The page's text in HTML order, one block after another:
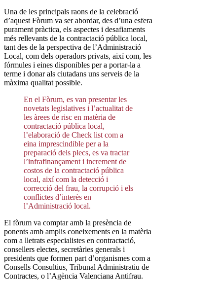
Una de les principals raons de la celebració
d’aquest Fòrum va ser abordar, des d’una esfera
purament pràctica, els aspectes i desafiaments
més rellevants de la contractació pública local,
tant des de la perspectiva de l’Administració
Local, com dels operadors privats, així com, les
fórmules i eines disponibles per a portar-la a
terme i donar als ciutadans uns serveis de la
màxima qualitat possible.
En el Fòrum, es van presentar les
novetats legislatives i l’actualitat de
les àrees de risc en matèria de
contractació pública local,
l’elaboració de Check list com a
eina imprescindible per a la
preparació dels plecs, es va tractar
l’infrafinançament i increment de
costos de la contractació pública
local, així com la detecció i
correcció del frau, la corrupció i els
conflictes d’interès en
l’Administració local.
El fòrum va comptar amb la presència de
ponents amb amplis coneixements en la matèria
com a lletrats especialistes en contractació,
consellers electes, secretàries generals i
presidents que formen part d’organismes com a
Consells Consultius, Tribunal Administratiu de
Contractes, o l’Agència Valenciana Antifrau.